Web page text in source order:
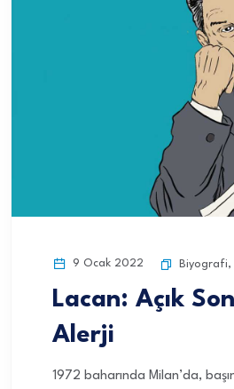
9 Ocak 2022 Biyografi,
Lacan: Açık
Alerji
1972 baharında Milan’da,